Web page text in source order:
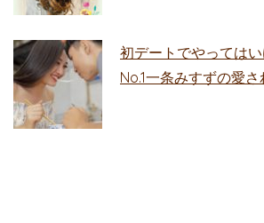
初デートでやっては
No.1一条みすずの愛さ